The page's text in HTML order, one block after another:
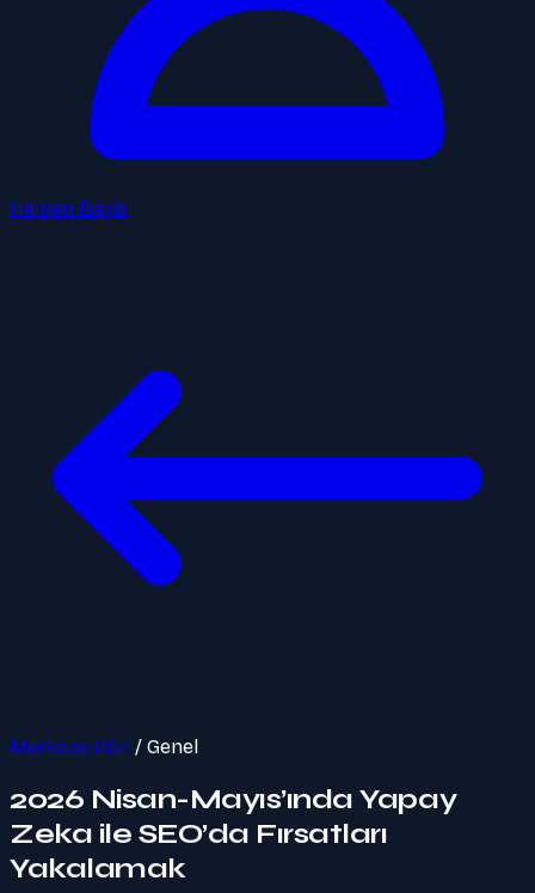
Hemen Başla
Merkeze Dön / Genel
2026 Nisan-Mayıs’ında Yapay
Zeka ile SEO’da Fırsatları
Yakalamak